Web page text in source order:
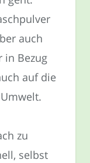
auch
in Bezug
auf die
zu
selbst